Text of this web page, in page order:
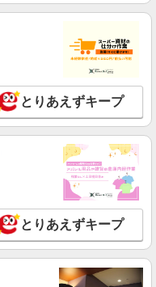
とりあえずキープ
とりあえずキープ